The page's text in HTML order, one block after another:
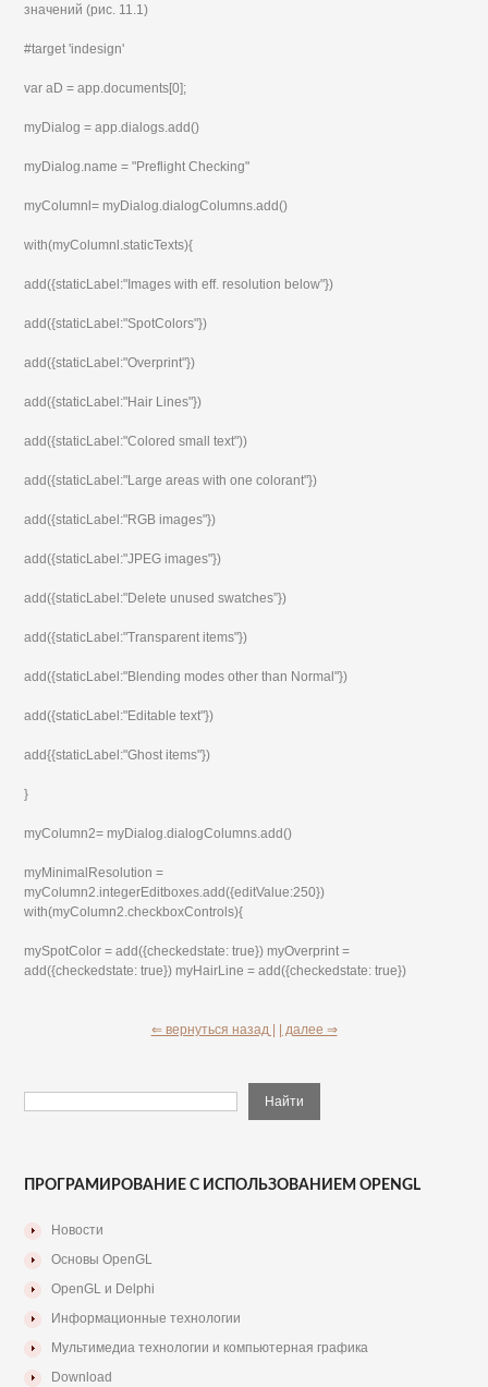
значений (рис. 11.1)
#target 'indesign'
var aD = app.documents[0];
myDialog = app.dialogs.add()
myDialog.name = "Preflight Checking"
myColumnl= myDialog.dialogColumns.add()
with(myColumnl.staticTexts){
add({staticLabel:"Images with eff. resolution below"})
add({staticLabel:"SpotColors"})
add({staticLabel:"Overprint"})
add({staticLabel:"Hair Lines"})
add({staticLabel:"Colored small text"))
add({staticLabel:"Large areas with one colorant"})
add({staticLabel:"RGB images"})
add({staticLabel:"JPEG images"})
add({staticLabel:"Delete unused swatches”})
add({staticLabel:"Transparent items"})
add({staticLabel:"Blending modes other than Normal"})
add({staticLabel:"Editable text"})
add{{staticLabel:"Ghost items"})
}
myColumn2= myDialog.dialogColumns.add()
myMinimalResolution =
myColumn2.integerEditboxes.add({editValue:250})
with(myColumn2.checkboxControls){
mySpotColor = add({checkedstate: true}) myOverprint =
add({checkedstate: true}) myHairLine = add({checkedstate: true})
⇐ вернуться назад | | далее ⇒
ПРОГРАМИРОВАНИЕ С ИСПОЛЬЗОВАНИЕМ OPENGL
Новости
Основы OpenGL
OpenGL и Delphi
Информационные технологии
Мультимедиа технологии и компьютерная графика
Download